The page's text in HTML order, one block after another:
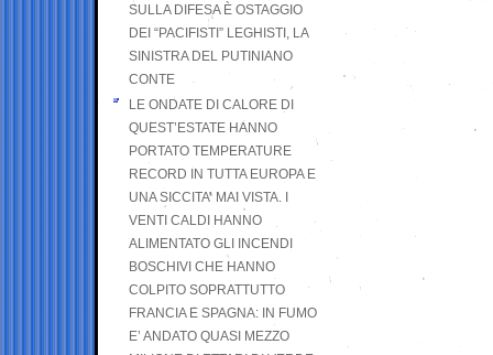
SULLA DIFESA È OSTAGGIO
DEI “PACIFISTI” LEGHISTI, LA
SINISTRA DEL PUTINIANO
CONTE
LE ONDATE DI CALORE DI
QUEST’ESTATE HANNO
PORTATO TEMPERATURE
RECORD IN TUTTA EUROPA E
UNA SICCITA’ MAI VISTA. I
VENTI CALDI HANNO
ALIMENTATO GLI INCENDI
BOSCHIVI CHE HANNO
COLPITO SOPRATTUTTO
FRANCIA E SPAGNA: IN FUMO
E’ ANDATO QUASI MEZZO